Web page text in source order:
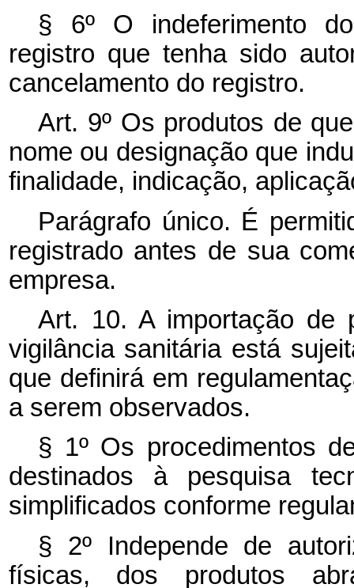
§ 6º O indeferimento
registro que tenha sido
cancelamento do registro.
Art. 9º Os produtos de
nome ou designação que
finalidade, indicação,
Parágrafo único. É
registrado antes de sua
empresa.
Art. 10. A importação de
vigilância sanitária está
que definirá em
a serem observados.
§ 1º Os procedimentos
destinados à pesquisa
simplificados conforme
§ 2º Independe de
físicas, dos produtos